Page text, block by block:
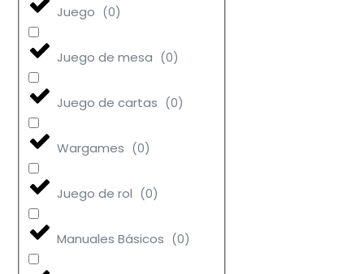
Juego (0)
Juego de mesa (0)
Juego de cartas (0)
Wargames (0)
Juego de rol (0)
Manuales Básicos (0)